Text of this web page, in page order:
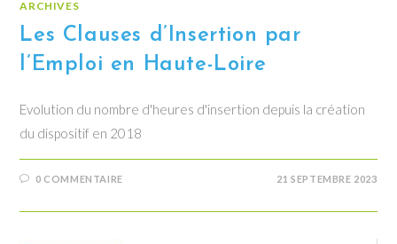
ARCHIVES
Les Clauses d’Insertion par
l’Emploi en Haute-Loire
Evolution du nombre d'heures d'insertion depuis la création
du dispositif en 2018
0 COMMENTAIRE 21 SEPTEMBRE 2023